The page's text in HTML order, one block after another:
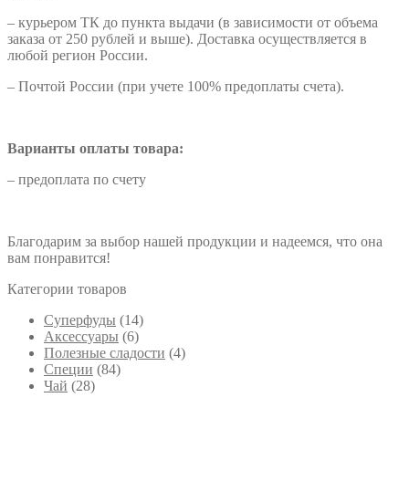
– курьером ТК до пункта выдачи (в зависимости от объема
заказа от 250 рублей и выше). Доставка осуществляется в
любой регион России.
– Почтой России (при учете 100% предоплаты счета).
Варианты оплаты товара:
– предоплата по счету
Благодарим за выбор нашей продукции и надеемся, что она
вам понравится!
Категории товаров
Cуперфуды (14)
Аксессуары (6)
Полезные сладости (4)
Специи (84)
Чай (28)